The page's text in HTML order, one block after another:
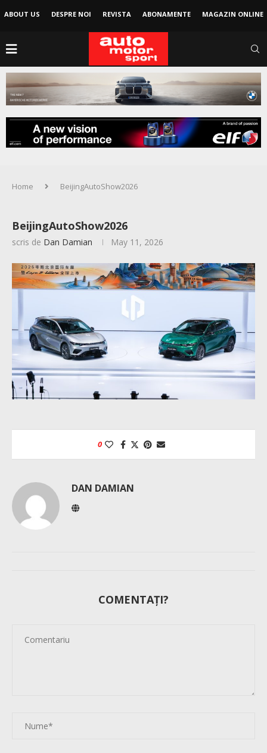
ABOUT US DESPRE NOI REVISTA ABONAMENTE MAGAZIN ONLINE
Home BeijingAutoShow2026
BeijingAutoShow2026
scris de Dan Damian May 11, 2026
0
DAN DAMIAN
COMENTAȚI?